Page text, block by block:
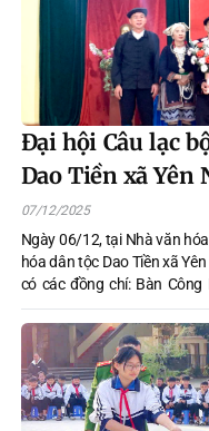
Đại hội Câu lạc
Dao Tiền xã Yên
2028
07/12/2025
Ngày 06/12, tại Nhà văn
hóa dân tộc Dao Tiền xã
có các đồng chí: Bàn Công
nguyên Giám đốc Sở Tư
uỷ (Chiêm Hoá cũ); Hà Thị
xã; lãnh đạo UBND, Uỷ ban